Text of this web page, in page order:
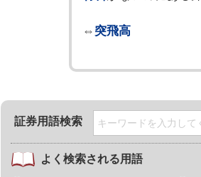
⇔ 突飛高
証券用語検索
よく検索される用語